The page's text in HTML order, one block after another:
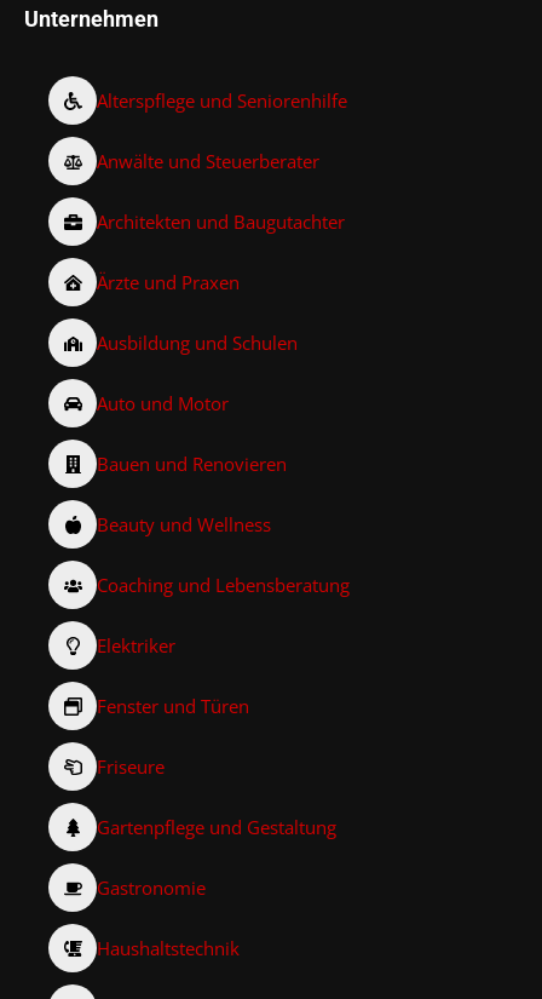
Unternehmen
Alterspflege und Seniorenhilfe
Anwälte und Steuerberater
Architekten und Baugutachter
Ärzte und Praxen
Ausbildung und Schulen
Auto und Motor
Bauen und Renovieren
Beauty und Wellness
Coaching und Lebensberatung
Elektriker
Fenster und Türen
Friseure
Gartenpflege und Gestaltung
Gastronomie
Haushaltstechnik